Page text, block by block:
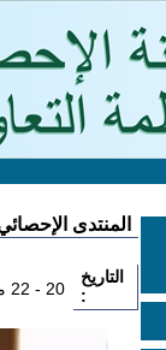
المنتدى
التاريخ
:
20 - 22 مارس 2017